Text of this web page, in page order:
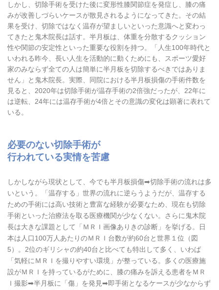
しかし、切除手術を受けた後に変形性膝関節症を発症し、膝の痛
みが改善しづらいケースが散見されるようになってきた。その結
果を受け、切除ではなく温存が望ましいといった意識へと変わっ
てきたと鬼木院長は話す。半月板は、体重を分散するクッション
性や関節の安定性といった重要な役割を持つ。「人生100年時代と
いわれる昨今、長い人生を活動的に動くためにも、スポーツ愛好
家のみならず全ての人は簡単に半月板を切除するべきではありま
せん」と鬼木院長。実際、同院における半月板損傷の手術件数を
見ると、2020年は切除手術が温存手術の2倍強だったが、22年に
は逆転、24年には温存手術が4倍とその意識の変化は顕著に表れて
いる。
必要のない切除手術が
行われている実情を苦慮
しかしながら現状として、今でも半月板損傷➡切除手術の流れは多
いという。「温存する」世界の流れに逆らうようだが、温存する
ための手術には高い技術と豊富な経験が必要なため、現在も切除
手術といった治療法を取る医療機関が少なくない。さらに鬼木院
長は大きな課題として「ＭＲＩ画像ありきの診断」を挙げる。日
本は人口100万人あたりのＭＲＩ台数が約60台と世界１位（図
5）。2位のギリシャの約40台と比べても特出して多く、いわば
「気軽にＭＲＩを撮りやすい環境」が整っている。多くの医療施
設がＭＲＩを持っているがために、膝の痛みを訴える患者をＭＲ
Ｉ撮影➡半月板に「傷」を発見➡即手術となるケースが少なからず